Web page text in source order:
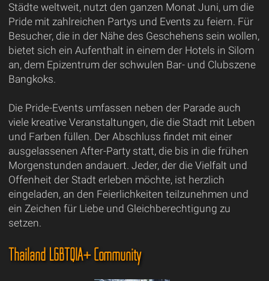
Städte weltweit, nutzt den ganzen Monat Juni, um die
Pride mit zahlreichen Partys und Events zu feiern. Für
Besucher, die in der Nähe des Geschehens sein wollen,
bietet sich ein Aufenthalt in einem der Hotels in Silom
an, dem Epizentrum der schwulen Bar- und Clubszene
Bangkoks.
Die Pride-Events umfassen neben der Parade auch
viele kreative Veranstaltungen, die die Stadt mit Leben
und Farben füllen. Der Abschluss findet mit einer
ausgelassenen After-Party statt, die bis in die frühen
Morgenstunden andauert. Jeder, der die Vielfalt und
Offenheit der Stadt erleben möchte, ist herzlich
eingeladen, an den Feierlichkeiten teilzunehmen und
ein Zeichen für Liebe und Gleichberechtigung zu
setzen.
Thailand LGBTQIA+ Community